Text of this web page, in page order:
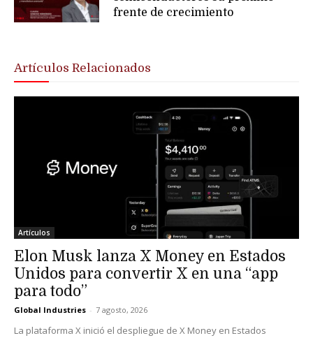
frente de crecimiento
Artículos Relacionados
Artículos
Elon Musk lanza X Money en Estados
Unidos para convertir X en una “app
para todo”
Global Industries - 7 agosto, 2026
La plataforma X inició el despliegue de X Money en Estados